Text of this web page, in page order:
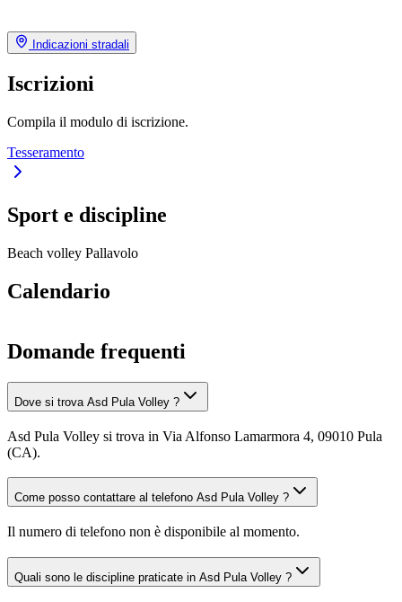
Indicazioni stradali
Iscrizioni
Compila il modulo di iscrizione.
Tesseramento
Sport e discipline
Beach volley Pallavolo
Calendario
Domande frequenti
Dove si trova Asd Pula Volley ?
Asd Pula Volley si trova in Via Alfonso Lamarmora 4, 09010 Pula
(CA).
Come posso contattare al telefono Asd Pula Volley ?
Il numero di telefono non è disponibile al momento.
Quali sono le discipline praticate in Asd Pula Volley ?